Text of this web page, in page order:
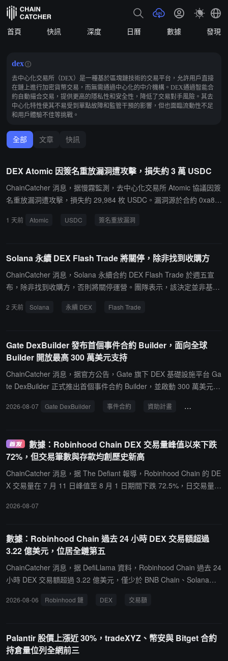
首頁 快訊 深度 日曆 數據 發現
dex
去中心化交易所（DEX）是一種基於區塊鏈技術的交易平台，允許用戶直接
在鏈上進行加密貨幣交易，而無需通過中心化的中介機構。DEX通過智能合
約自動撮合交易，提供更高的隱私性和安全性，降低了交易對手風險。其去
中心化特性使其不易受到單點故障和監管干預的影響，但也面臨流動性不足
和用戶體驗不佳等挑戰。
全部 文章 快訊
DEX Atomic 因簽名重放漏洞遭攻擊，損失約 3 萬 USDC
ChainCatcher 消息，据慢霧監測，去中心化交易所 Atomic 協議因簽
名重放漏洞遭攻擊，損失約 29,984 枚 USDC。漏洞源於合約 0xa80
once、deadline 和 chain ID 綁定，導致同一 manager 簽名可在 21
1 天前 Atomic USDC 簽名重放漏洞
Solana 永續 DEX Flash Trade 將關停，除非找到收購方
ChainCatcher 消息，Solana 永續合約 DEX Flash Trade 於週五宣
布，除非找到收購方，否則將關停運營。團隊表示，該決定並非基於
的判斷。Flash Trade 正尋求出售其技術棧、品牌和知識產權，所得
發出明確通知。運營細節（包括新倉位關閉、持倉結算等）將在週一
與代幣持有者通話中討論，創始人還將於 8 月 10 日 16:00 UTC 在 X
平台舉行 AMA。該項目此前探索過通過 MetaDAO 冻結 AMM 以按比
例返還資金，但未能實現，同時已取消代幣質押三個月的延遲期。Fl
2 萬美元 USDC 收入分成。
2 天前 Solana 永續 DEX Flash Trade
Gate DexBuilder 發布首個事件合約 Builder，面向全球
Builder 開放最高 300 萬美元支持
ChainCatcher 消息，据官方公告，Gate 旗下 DEX 基礎設施平台 Ga
te DexBuilder 正式推出首個事件合約 Builder，並啟動 300 萬美元資
動事件合約市場生態建設。事件合約 Builder 致力於降低市場產品開
合作夥伴無需從零搭建底層交易及結算系統，即可快速部署品牌化事
件合約產品。目前，該計劃面向經紀商及綜合交易平台、加密錢包、
Web3 應用、媒體資訊平台、AI Trading、AI Agent、量化交易平
台，以及體育、電子競技和娛樂類產品開放申請。入選項目最高可獲
性建設、市場推廣及用戶增長等環節。Gate DexBuilder 項目負責人
發展需要更多應用場景與基礎設施支持，Gate DexBuilder 希望通過
事件合約 Builder 降低構建門檻，幫助更多合作夥伴探索事件合約市
場創新應用。未來，Gate DexBuilder 將持續開放事件合約市場基礎
設施能力，攜手全球 Builder 探索更多創新應用場景，推動市場生態
進一步發展。
2026-08-07 Gate DexBuilder 事件合約 資助計畫 基礎設施
數據：Robinhood Chain DEX 交易量峰值以來下跌
72%，但交易筆數與存款均創歷史新高
ChainCatcher 消息，据 The Defiant 報導，Robinhood Chain 的 DE
X 交易量在 7 月 11 日峰值至 8 月 1 日期間下跌 72.5%，日交易量由
穩定幣供應量卻均創歷史新高。該鏈全球 DEX 交易量份額從峰值的
表明此番下跌為 Robinhood Chain 自身現象而非市場普跌。報導
稱，8 月 5 日該鏈交易筆數達 1330 萬筆創歷史新高，總鎖倉量 8 月
的 DEX 交易量從 7 月 13 日的 105.56 美元降至 8 月 4 日的 27.82
美元，降幅 74%，即鏈上活動更頻繁但單筆價值大幅縮水。這一背離
源於該鏈鎖倉量集中於 Morpho 等借貸協議而非 DEX 流動性,當前鏈
2026-08-07
數據：Robinhood Chain 過去 24 小時 DEX 交易額超過
3.22 億美元，位居全鏈第五
ChainCatcher 消息，据 DefiLlama 資料，Robinhood Chain 過去 24
小時 DEX 交易額超過 3.22 億美元，僅少於 BNB Chain、Solana、
2026-08-06 Robinhood 鏈 DEX 交易額
Palantir 股價上漲近 30%，tradeXYZ、幣安與 Bitget 合約
持倉量位列全網前三